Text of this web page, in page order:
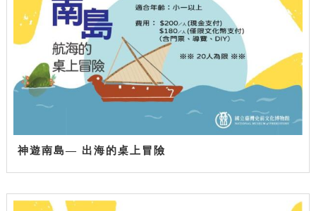
神遊南島— 出海的桌上冒險